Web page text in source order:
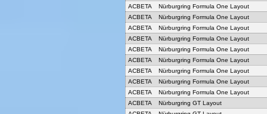
ACBETA
Nürburgring Formula One Layout
ACBETA
Nürburgring Formula One Layout
ACBETA
Nürburgring Formula One Layout
ACBETA
Nürburgring Formula One Layout
ACBETA
Nürburgring Formula One Layout
ACBETA
Nürburgring Formula One Layout
ACBETA
Nürburgring Formula One Layout
ACBETA
Nürburgring Formula One Layout
ACBETA
Nürburgring Formula One Layout
ACBETA
Nürburgring GT Layout